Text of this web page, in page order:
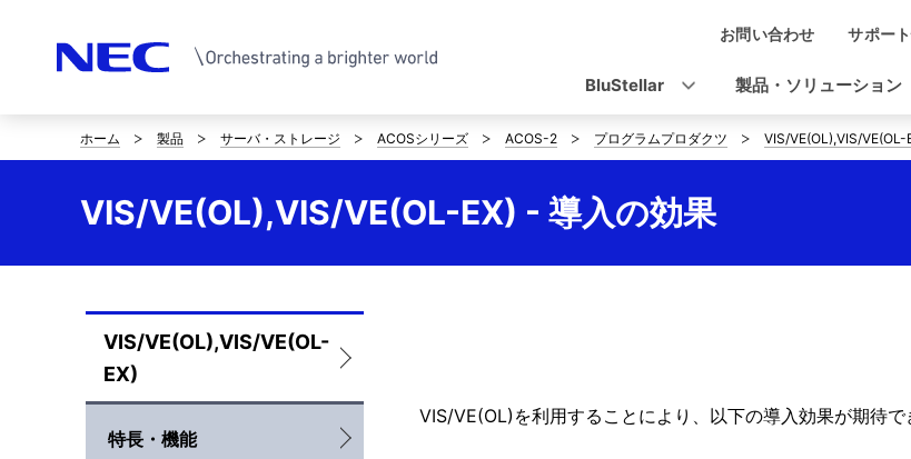
ゲ
ー
シ
お問い合わせ サポー
BluStellar 製品・ソリューション
サ
イ
の
現
在
ホーム 製品 サーバ・ストレージ ACOSシリーズ ACOS-2 プログラムプロダクツ VIS/VE(OL),VIS/VE(OL-
VIS/VE(OL),VIS/VE(OL-EX) - 導入の効果
ロ
ー
カ
VIS/VE(OL),VIS/VE(OL-
EX)
特長・機能
VIS/VE(OL)を利用することにより、以下の導入効果が期待で